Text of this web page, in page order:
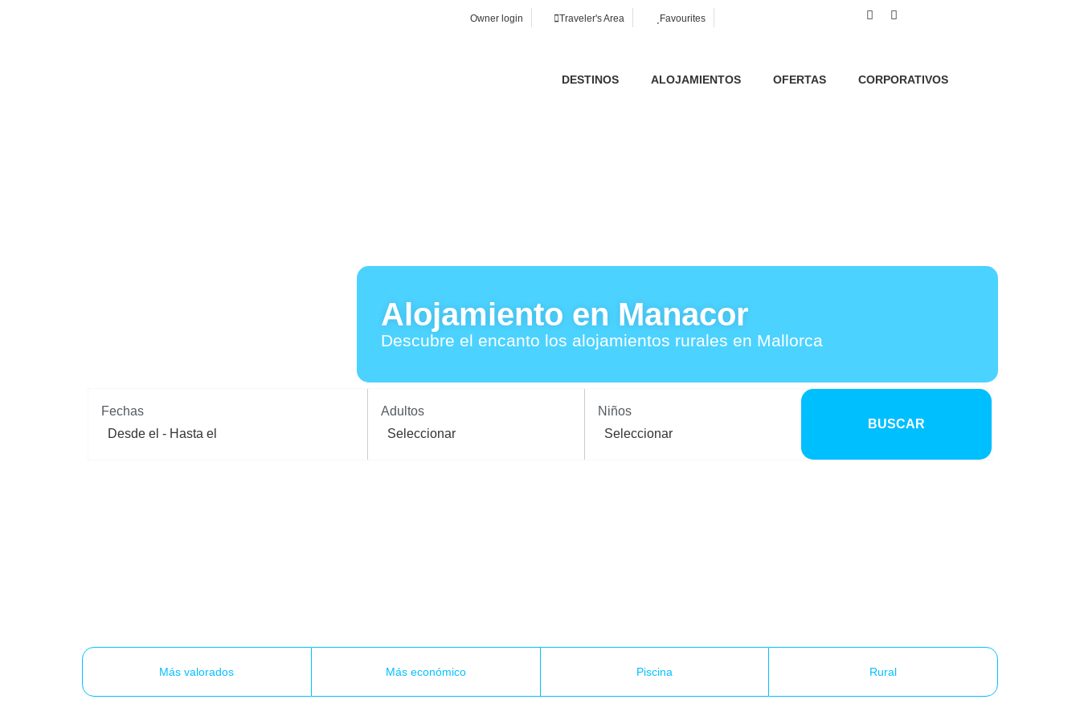
Owner login Traveler's Area Favourites
DESTINOS ALOJAMIENTOS OFERTAS CORPORATIVOS
Alojamiento en Manacor
Descubre el encanto los alojamientos rurales en Mallorca
Fechas Adultos
Niños
BUSCAR
Más valorados Más económico Piscina Rural
mejoramiento y personalización de tu experiencia en el sitio web, para la realización de análisis estadísticos así como para